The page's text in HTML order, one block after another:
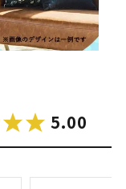
5.00